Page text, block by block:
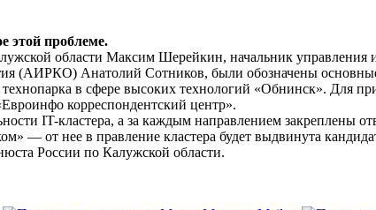
этой проблеме.
области Максим Шерейкин, начальник управления
(АИРКО) Анатолий Сотников, были обозначены
в сфере высоких технологий «Обнинск». Для
корреспондентский центр».
IT-­кластера, а за каждым направлением закреплены
— от нее в правление кластера будет выдвинута
России по Калужской области.